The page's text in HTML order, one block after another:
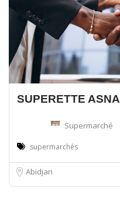
SUPERETTE ASNA
Supermarché
supermarchés
Abidjan